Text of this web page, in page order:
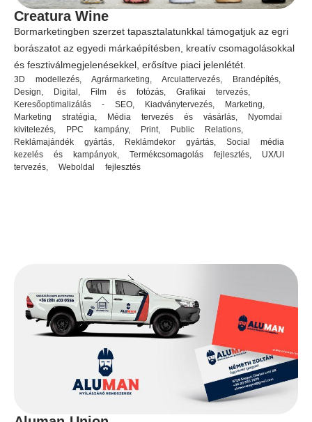
Creatura Wine
Bormarketingben szerzet tapasztalatunkkal támogatjuk az egri
borászatot az egyedi márkaépítésben, kreatív csomagolásokkal
és fesztiválmegjelenésekkel, erősítve piaci jelenlétét.
3D modellezés Agrármarketing Arculattervezés Brandépítés
Design
Digital Film és fotózás Grafikai tervezés
Keresőoptimalizálás - SEO
Kiadványtervezés Marketing
Marketing stratégia
Média tervezés és vásárlás
Nyomdai
kivitelezés
PPC kampány, Print Public Relations
Reklámajándék gyártás
Reklámdekor gyártás
Social média
kezelés és kampányok
Termékcsomagolás fejlesztés
UX/UI
tervezés
Weboldal fejlesztés